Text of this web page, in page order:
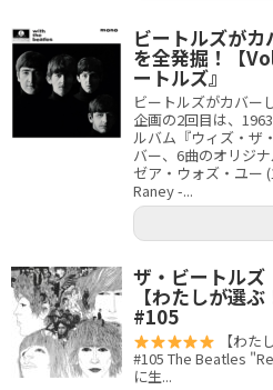
ビートルズが
を全発掘！【
ートルズ』
ビートルズがカバー
企画の2回目は、
ルバム『ウィズ・ザ
バー、6曲のオリジ
ゼア・ウォズ・ユー
Raney -...
ザ・ビートル
【わたしが選
#105
【わた
#105 The Beatles
に生...